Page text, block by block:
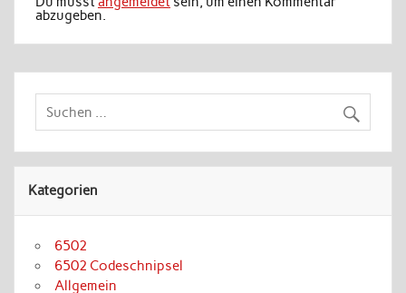
abzugeben.
Kategorien
6502
6502 Codeschnipsel
Allgemein